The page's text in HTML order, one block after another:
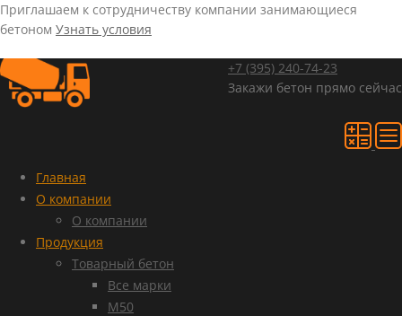
Приглашаем к сотрудничеству компании занимающиеся
бетоном Узнать условия
+7 (395) 240-74-23
Закажи бетон прямо сейчас
Главная
О компании
О компании
Продукция
Товарный бетон
Все марки
М50